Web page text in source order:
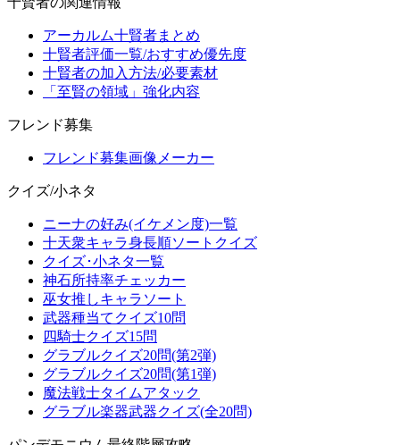
アーカルム十賢者まとめ
十賢者評価一覧/おすすめ優先度
十賢者の加入方法/必要素材
「至賢の領域」強化内容
フレンド募集
フレンド募集画像メーカー
クイズ/小ネタ
ニーナの好み(イケメン度)一覧
十天衆キャラ身長順ソートクイズ
クイズ･小ネタ一覧
神石所持率チェッカー
巫女推しキャラソート
武器種当てクイズ10問
四騎士クイズ15問
グラブルクイズ20問(第2弾)
グラブルクイズ20問(第1弾)
魔法戦士タイムアタック
グラブル楽器武器クイズ(全20問)